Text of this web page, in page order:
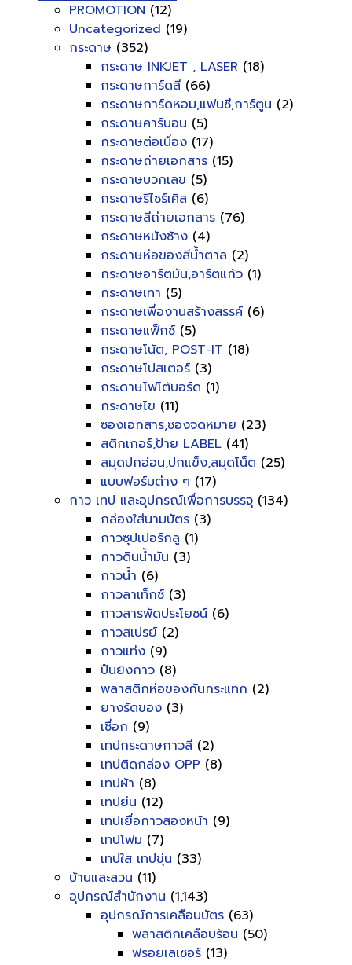
PROMOTION (12)
Uncategorized (19)
กระดาษ (352)
กระดาษ INKJET , LASER (18)
กระดาษการ์ดสี (66)
กระดาษการ์ดหอม,แฟนซี,การ์ตูน (2)
กระดาษคาร์บอน (5)
กระดาษต่อเนื่อง (17)
กระดาษถ่ายเอกสาร (15)
กระดาษบวกเลข (5)
กระดาษรีไซร์เคิล (6)
กระดาษสีถ่ายเอกสาร (76)
กระดาษหนังช้าง (4)
กระดาษห่อของสีน้ำตาล (2)
กระดาษอาร์ตมัน,อาร์ตแก้ว (1)
กระดาษเทา (5)
กระดาษเพื่องานสร้างสรรค์ (6)
กระดาษแฟ็กซ์ (5)
กระดาษโน้ต, POST-IT (18)
กระดาษโปสเตอร์ (3)
กระดาษโฟโต้บอร์ด (1)
กระดาษไข (11)
ซองเอกสาร,ซองจดหมาย (23)
สติกเกอร์,ป้าย LABEL (41)
สมุดปกอ่อน,ปกแข็ง,สมุดโน็ต (25)
แบบฟอร์มต่าง ๆ (17)
กาว เทป และอุปกรณ์เพื่อการบรรจุ (134)
กล่องใส่นามบัตร (3)
กาวซุปเปอร์กลู (1)
กาวดินน้ำมัน (3)
กาวน้ำ (6)
กาวลาเท็กซ์ (3)
กาวสารพัดประโยชน์ (6)
กาวสเปรย์ (2)
กาวแท่ง (9)
ปืนยิงกาว (8)
พลาสติกห่อของกันกระแทก (2)
ยางรัดของ (3)
เชื่อก (9)
เทปกระดาษกาวสี (2)
เทปติดกล่อง OPP (8)
เทปผ้า (8)
เทปย่น (12)
เทปเยื่อกาวสองหน้า (9)
เทปโฟม (7)
เทปใส เทปขุ่น (33)
บ้านและสวน (11)
อุปกรณ์สำนักงาน (1,143)
อุปกรณ์การเคลือบบัตร (63)
พลาสติกเคลือบร้อน (50)
ฟรอยเลเซอร์ (13)